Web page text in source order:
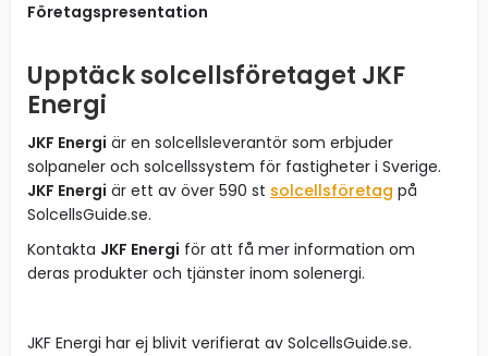
Företagspresentation
Upptäck solcellsföretaget JKF
Energi
JKF Energi är en solcellsleverantör som erbjuder
solpaneler och solcellssystem för fastigheter i Sverige.
JKF Energi är ett av över 590 st solcellsföretag på
SolcellsGuide.se.
Kontakta JKF Energi för att få mer information om
deras produkter och tjänster inom solenergi.
JKF Energi har ej blivit verifierat av SolcellsGuide.se.